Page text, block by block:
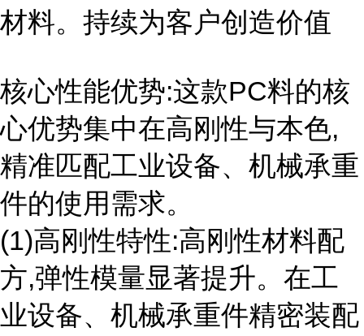
材料。持续为客户创造价值
核心性能优势:这款PC料的核
心优势集中在高刚性与本色,
精准匹配工业设备、机械承重
件的使用需求。
(1)高刚性特性:高刚性材料配
方,弹性模量显著提升。在工
业设备、机械承重件精密装配